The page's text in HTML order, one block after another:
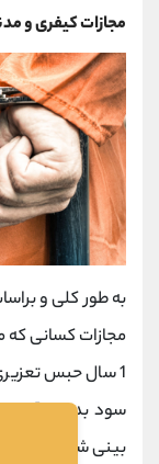
مجازات کیفری و
1 سال حبس
سود بدست آمده
بینی شده"، می